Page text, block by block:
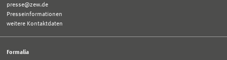
presse@zew.de
Presseinformationen
weitere Kontaktdaten
Formalia